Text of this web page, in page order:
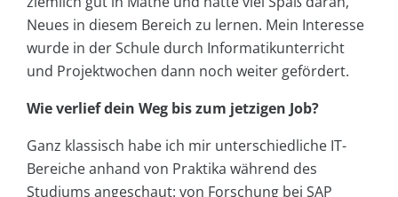
Neues in diesem Bereich zu lernen. Mein Interesse
wurde in der Schule durch Informatikunterricht
und Projektwochen dann noch weiter gefördert.
Wie verlief dein Weg bis zum jetzigen Job?
Ganz klassisch habe ich mir unterschiedliche IT-
Bereiche anhand von Praktika während des
Studiums angeschaut: von Forschung bei SAP